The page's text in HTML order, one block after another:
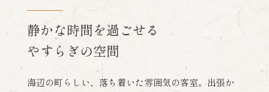
静かな時間を過ごせる
やすらぎの空間
海辺の町らしい、落ち着いた雰囲気の客室。出張か